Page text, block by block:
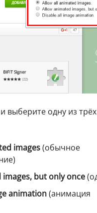
выберите одну из
images(обычное
but only once
animation(анимация